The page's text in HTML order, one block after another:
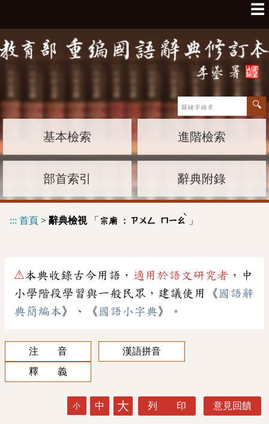
☰
基本檢索 進階檢索
部首索引 辭典附錄
::: 首頁 > 辭典檢視「 宗廟 : ㄗㄨㄥ ㄇㄧㄠ
ˋ
」
⚠本典收錄古今用語， 適用於語文研究者 ，中
小學階段學習與一般民眾，建議使用《 國語辭
典簡編本》、《 國語小字典》。
注 音
漢語拼音
釋 義
小 中 大 列 印 意見回饋